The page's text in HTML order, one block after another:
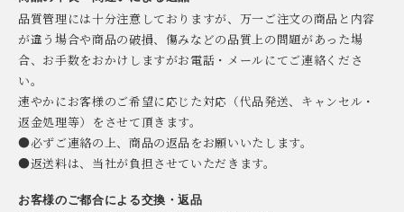
品質管理には十分注意しておりますが、万一ご注文の商品と内容
が違う場合や商品の破損、傷みなどの品質上の問題があった場
合、お手数をおかけしますがお電話・メールにてご連絡くださ
い。
速やかにお客様のご希望に応じた対応（代品発送、キャンセル・
返金処理等）をさせて頂きます。
●必ずご連絡の上、商品の返品をお願いいたします。
●返送料は、当社が負担させていただきます。
お客様のご都合による交換・返品